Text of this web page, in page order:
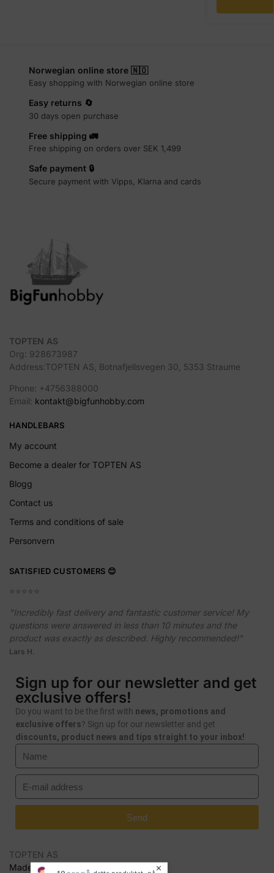
Norwegian online store 🇳🇴
Easy shopping with Norwegian online store
Easy returns 🔄
30 days open purchase
Free shipping 🚛
Free shipping on orders over SEK 1,499
Safe payment 🔒
Secure payment with Vipps, Klarna and cards
TOPTEN AS
Org: 928673987
Address:TOPTEN AS, Botnafjellsvegen 30, 5353 Straume
Phone: +4756388000
Email: kontakt@bigfunhobby.com
HANDLEBARS
My account
Become a dealer for TOPTEN AS
Blogg
Contact us
Terms and conditions of sale
Personvern
SATISFIED CUSTOMERS 😊
⭐️⭐️⭐️⭐️⭐️
"Incredibly fast delivery and fantastic customer service! My
questions were answered in less than 10 minutes and the
product was exactly as described. Highly recommended!"
Lars H.
Sign up for our newsletter and get
exclusive offers!
Do you want to be the first with news, promotions and
exclusive offers? Sign up for our newsletter and get
discounts, product news and tips straight to your inbox!
Send
TOPTEN AS
Made by Seal Media AS